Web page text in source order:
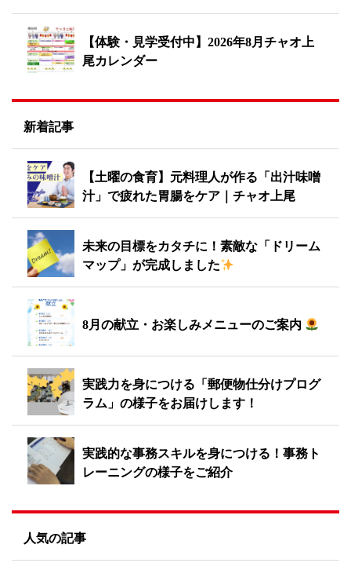
【体験・見学受付中】2026年8月チャオ上
尾カレンダー
新着記事
【土曜の食育】元料理人が作る「出汁味噌
汁」で疲れた胃腸をケア｜チャオ上尾
未来の目標をカタチに！素敵な「ドリーム
マップ」が完成しました
8月の献立・お楽しみメニューのご案内
実践力を身につける「郵便物仕分けプログ
ラム」の様子をお届けします！
実践的な事務スキルを身につける！事務ト
レーニングの様子をご紹介
人気の記事